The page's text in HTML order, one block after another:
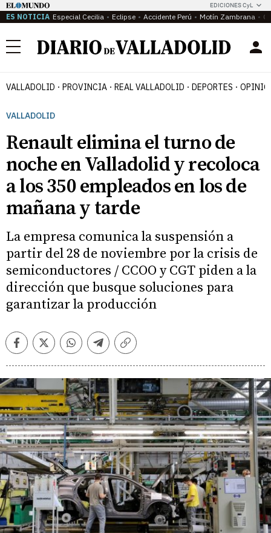
EDICIONES CyL
ES NOTICIA Especial Cecilia Eclipse Accidente Perú Motín Zambrana
Menú
VALLADOLID PROVINCIA REAL VALLADOLID DEPORTES
VALLADOLID
Renault elimina el turno de
noche en Valladolid y recoloca
a los 350 empleados en los de
mañana y tarde
La empresa comunica la suspensión a
partir del 28 de noviembre por la crisis de
semiconductores / CCOO y CGT piden a la
dirección que busque soluciones para
garantizar la producción
FacebookTwitterWhatsappTelegramCopiar